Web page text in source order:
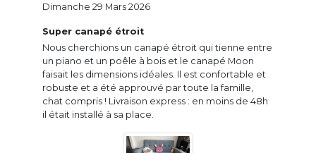
Super canapé étroit
Nous cherchions un canapé étroit qui tienne entre
un piano et un poêle à bois et le canapé Moon
faisait les dimensions idéales. Il est confortable et
robuste et a été approuvé par toute la famille,
chat compris ! Livraison express : en moins de 48h
il était installé à sa place.
Dimanche 29 Mars 2026